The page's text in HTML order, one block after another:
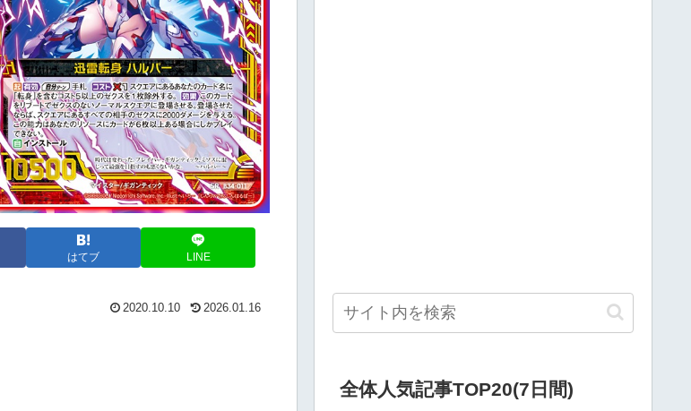
はてブ LINE
2020.10.10 2026.01.16
全体人気記事TOP20(7日間)